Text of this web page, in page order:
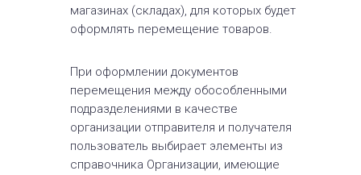
магазинах (складах), для которых будет
оформлять перемещение товаров.
При оформлении документов
перемещения между обособленными
подразделениями в качестве
организации отправителя и получателя
пользователь выбирает элементы из
справочника Организации, имеющие